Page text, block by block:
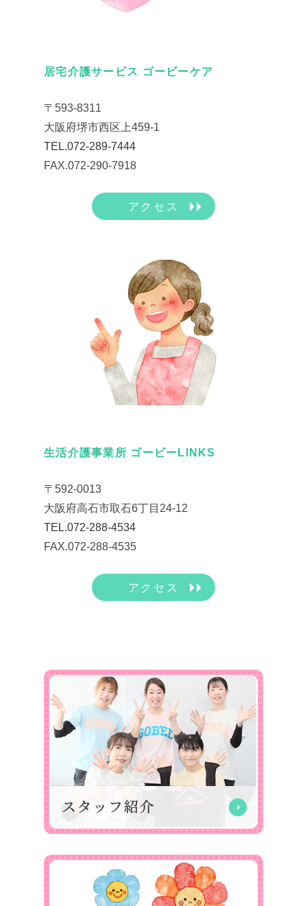
居宅介護サービス ゴービーケア
〒593-8311
大阪府堺市西区上459-1
TEL.072-289-7444
FAX.072-290-7918
アクセス
生活介護事業所 ゴービーLINKS
〒592-0013
大阪府高石市取石6丁目24-12
TEL.072-288-4534
FAX.072-288-4535
アクセス